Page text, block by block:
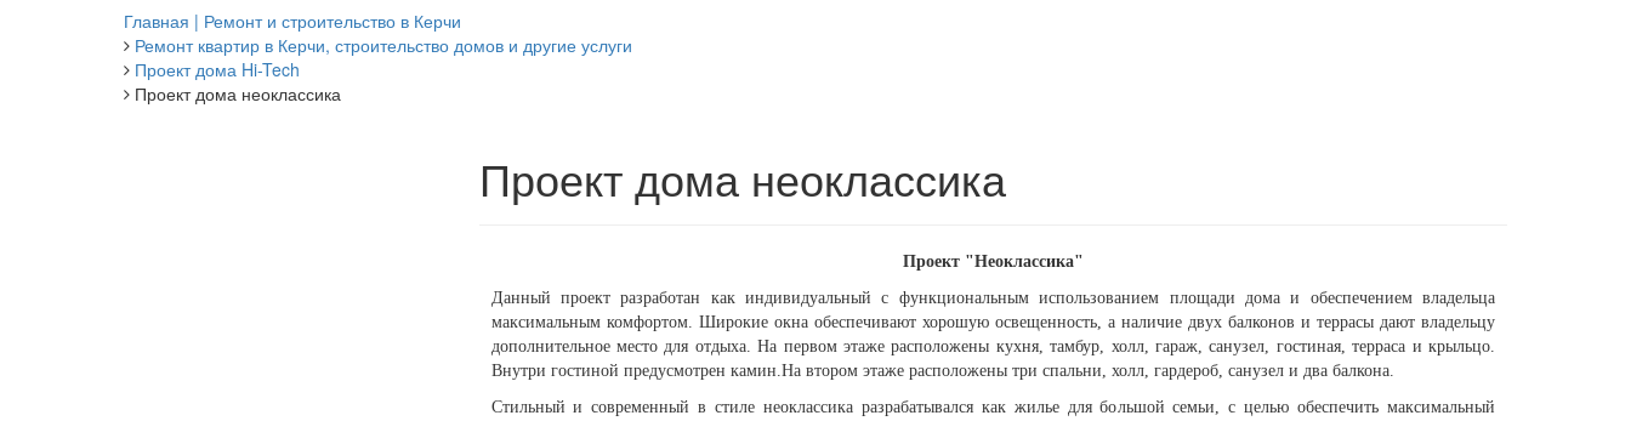
Главная | Ремонт и строительство в Керчи
Ремонт квартир в Керчи, строительство домов и другие услуги
Проект дома Hi-Tech
Проект дома неоклассика
Проект дома неоклассика
Проект "Неоклассика"
Данный проект разработан как индивидуальный с функциональным использованием площади дома и обеспечением владельца
максимальным комфортом. Широкие окна обеспечивают хорошую освещенность, а наличие двух балконов и террасы дают владельцу
дополнительное место для отдыха. На первом этаже расположены кухня, тамбур, холл, гараж, санузел, гостиная, терраса и крыльцо.
Внутри гостиной предусмотрен камин.На втором этаже расположены три спальни, холл, гардероб, санузел и два балкона.
Стильный и современный в стиле неоклассика разрабатывался как жилье для большой семьи, с целью обеспечить максимальный